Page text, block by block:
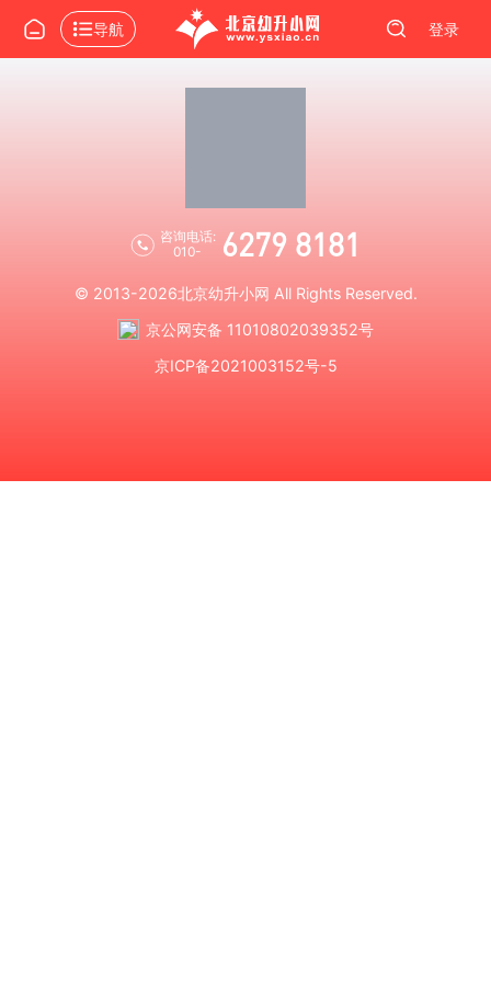
导航 登录
咨询电话:
010-
6279 8181
© 2013-2026北京幼升小网 All Rights Reserved.
京公网安备 11010802039352号
京ICP备2021003152号-5